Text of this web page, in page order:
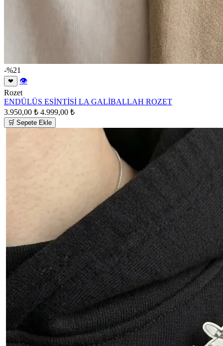
-%21
❤
👁
Rozet
ENDÜLÜS ESİNTİSİ LA GALİBALLAH ROZET
3.950,00 ₺ 4.999,00 ₺
🛒 Sepete Ekle